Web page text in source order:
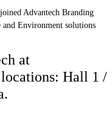
Advantech Branding
Environment solutions
at
Hall 1 /